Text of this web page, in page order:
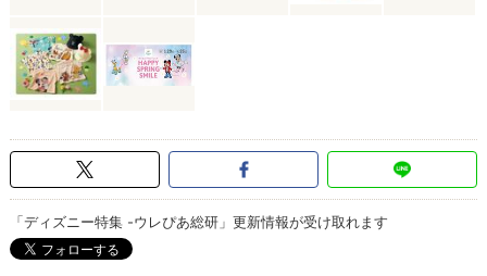
「ディズニー特集 -ウレぴあ総研」更新情報が受け取れます